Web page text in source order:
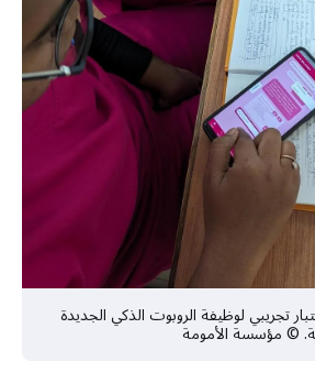
تجريبي لوظيفة الروبوت الذكي الجديدة
© مؤسسة الأمومة